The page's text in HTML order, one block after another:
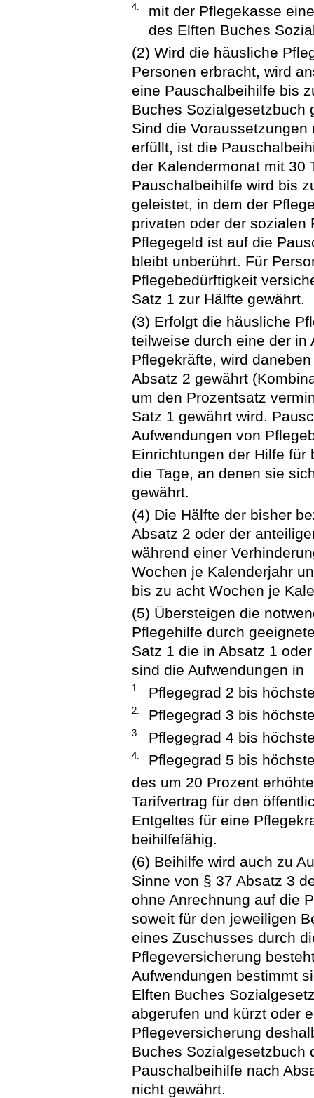
4.
mit der Pflegekasse
des Elften Buches
(2) Wird die häusliche
Personen erbracht, wird
eine Pauschalbeihilfe bis
Buches Sozialgesetzbuch
Sind die
erfüllt, ist die
der Kalendermonat mit 30
Pauschalbeihilfe wird bis
geleistet, in dem der
privaten oder der sozialen
Pflegegeld ist auf die
bleibt unberührt. Für
Pflegebedürftigkeit
Satz 1 zur Hälfte gewährt.
(3) Erfolgt die häusliche
teilweise durch eine der in
Pflegekräfte, wird
Absatz 2 gewährt
um den Prozentsatz
Satz 1 gewährt wird.
Aufwendungen von
Einrichtungen der Hilfe für
die Tage, an denen sie
gewährt.
(4) Die Hälfte der bisher
Absatz 2 oder der
während einer
Wochen je Kalenderjahr
bis zu acht Wochen je
(5) Übersteigen die
Pflegehilfe durch
Satz 1 die in Absatz 1
sind die Aufwendungen in
1. Pflegegrad 2 bis
2. Pflegegrad 3 bis
3. Pflegegrad 4 bis
4.
Pflegegrad 5 bis
des um 20 Prozent
Tarifvertrag für den
Entgeltes für eine
beihilfefähig.
(6) Beihilfe wird auch zu
Sinne von § 37 Absatz 3
ohne Anrechnung auf die
soweit für den jeweiligen
eines Zuschusses durch
Pflegeversicherung
Aufwendungen bestimmt
Elften Buches
abgerufen und kürzt oder
Pflegeversicherung
Buches Sozialgesetzbuch
Pauschalbeihilfe nach
nicht gewährt.